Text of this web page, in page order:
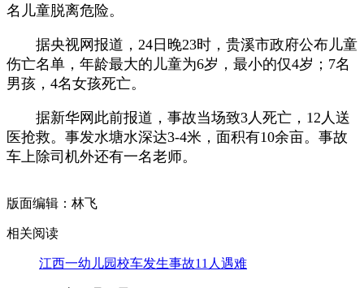
名儿童脱离危险。
据央视网报道，24日晚23时，贵溪市政府公布儿童
伤亡名单，年龄最大的儿童为6岁，最小的仅4岁；7名
男孩，4名女孩死亡。
据新华网此前报道，事故当场致3人死亡，12人送
医抢救。事发水塘水深达3-4米，面积有10余亩。事故
车上除司机外还有一名老师。
版面编辑：林飞
相关阅读
江西一幼儿园校车发生事故11人遇难